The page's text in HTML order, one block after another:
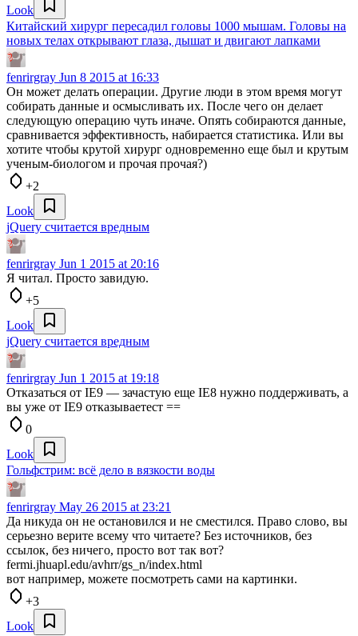
Look
Китайский хирург пересадил головы 1000 мышам. Головы на
новых телах открывают глаза, дышат и двигают лапками
fenrirgray Jun 8 2015 at 16:33
Он может делать операции. Другие люди в этом время могут
собирать данные и осмысливать их. После чего он делает
следующую операцию чуть иначе. Опять собираются данные,
сравнивается эффективность, набирается статистика. Или вы
хотите чтобы крутой хирург одновременно еще был и крутым
ученым-биологом и прочая прочая?)
+2
Look
jQuery считается вредным
fenrirgray Jun 1 2015 at 20:16
Я читал. Просто завидую.
+5
Look
jQuery считается вредным
fenrirgray Jun 1 2015 at 19:18
Отказаться от IE9 — зачастую еще IE8 нужно поддерживать, а
вы уже от IE9 отказываетест ==
0
Look
Гольфстрим: всё дело в вязкости воды
fenrirgray May 26 2015 at 23:21
Да никуда он не остановился и не сместился. Право слово, вы
серьезно верите всему что читаете? Без источников, без
ссылок, без ничего, просто вот так вот?
fermi.jhuapl.edu/avhrr/gs_n/index.html
вот например, можете посмотреть сами на картинки.
+3
Look